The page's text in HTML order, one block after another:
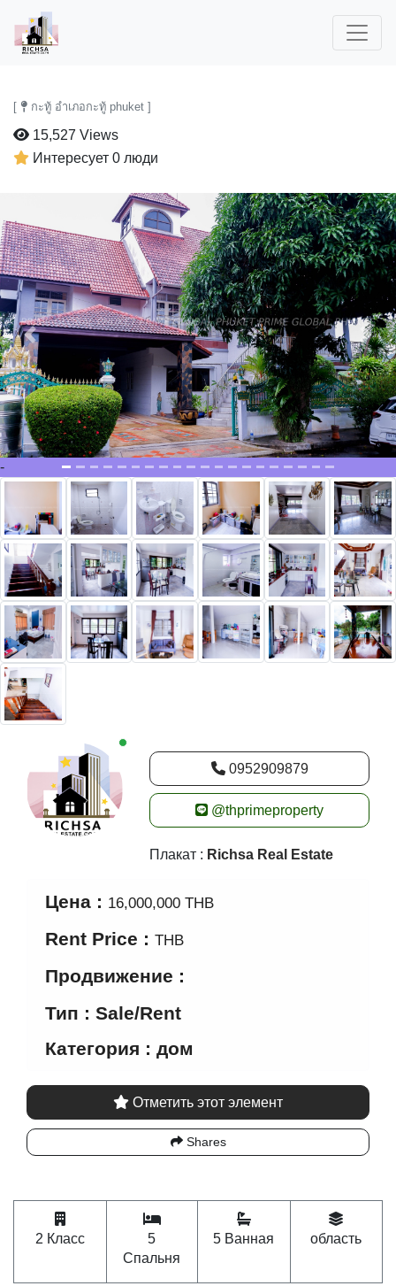
[ กะทู้ อำเภอกะทู้ phuket ]
15,527 Views
Интересует 0 люди
Previous Next
New alerts
0952909879
@thprimeproperty
Плакат : Richsa Real Estate
Цена : 16,000,000 THB
Rent Price : THB
Продвижение :
Тип : Sale/Rent
Категория : дом
Отметить этот элемент
Shares
2 Класс
5
Спальня
5 Ванная область